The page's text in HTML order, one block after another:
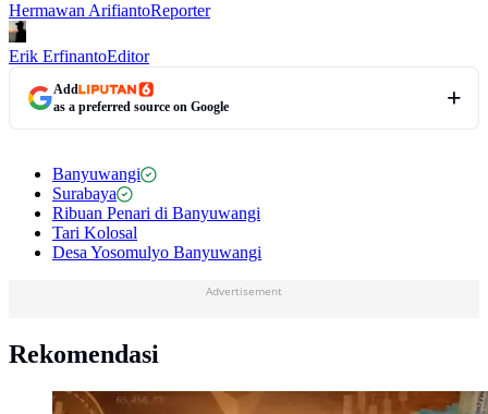
Hermawan ArifiantoReporter
Erik ErfinantoEditor
Add
as a preferred source on Google
Banyuwangi
Surabaya
Ribuan Penari di Banyuwangi
Tari Kolosal
Desa Yosomulyo Banyuwangi
Advertisement
Rekomendasi